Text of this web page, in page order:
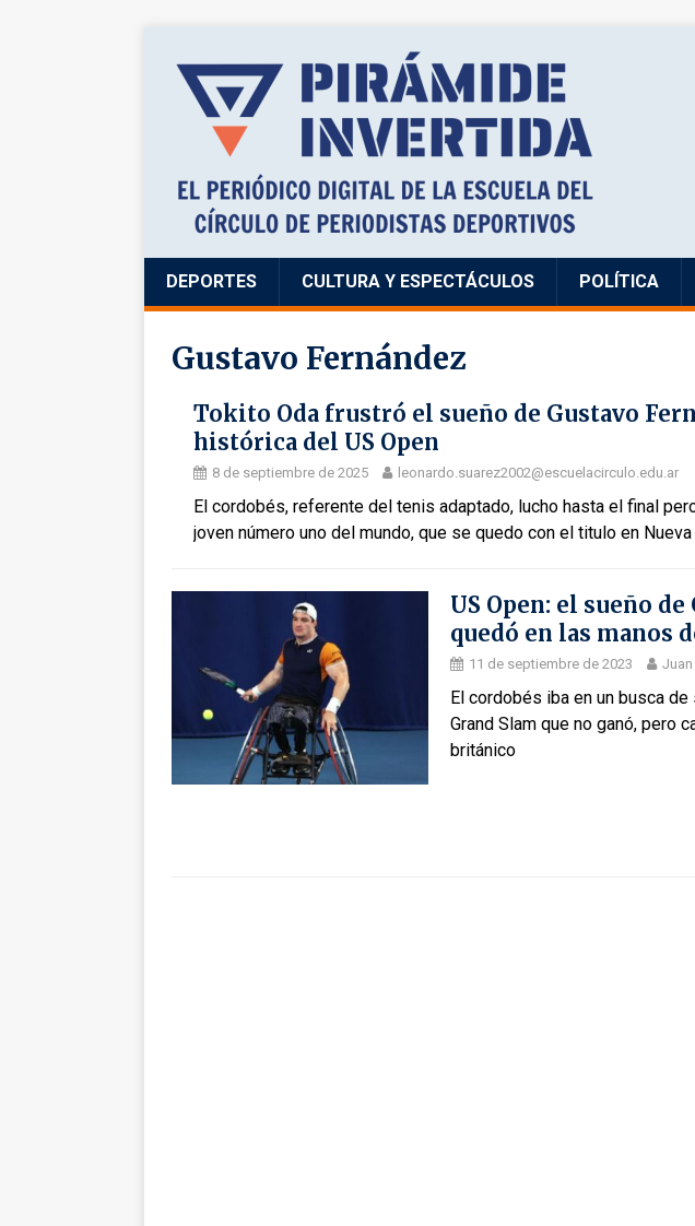
DEPORTES CULTURA Y ESPECTÁCULOS POLÍTICA
Gustavo Fernández
Tokito Oda frustró el sueño de Gustavo
histórica del US Open
8 de septiembre de 2025 leonardo.suarez2002@escuelacirculo.edu.ar
El cordobés, referente del tenis adaptado, lucho hasta el final
joven número uno del mundo, que se quedo con el titulo en Nueva
US Open: el sueño
quedó en las manos
11 de septiembre de 2023
El cordobés iba en un busca
Grand Slam que no ganó, pero
británico